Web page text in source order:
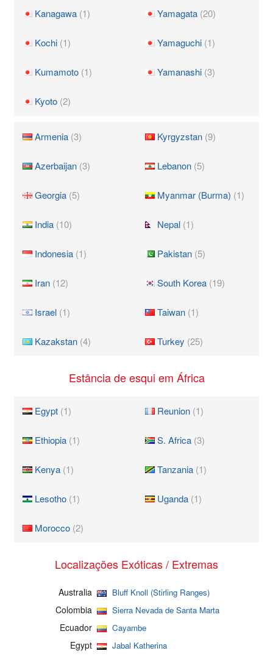
Kanagawa (1)
Kochi (1)
Kumamoto (1)
Kyoto (2)
Yamagata (20)
Yamaguchi (1)
Yamanashi (3)
Armenia (3)
Azerbaijan (3)
Georgia (5)
India (10)
Indonesia (1)
Iran (12)
Israel (1)
Kazakstan (4)
Kyrgyzstan (9)
Lebanon (5)
Myanmar (Burma) (1)
Nepal (1)
Pakistan (5)
South Korea (19)
Taiwan (1)
Turkey (25)
Estância de esqui em África
Egypt (1)
Ethiopia (1)
Kenya (1)
Lesotho (1)
Morocco (2)
Reunion (1)
S. Africa (3)
Tanzania (1)
Uganda (1)
Localizações Exóticas / Extremas
Australia Bluff Knoll (Stirling Ranges)
Colombia Sierra Nevada de Santa Marta
Ecuador Cayambe
Egypt Jabal Katherina